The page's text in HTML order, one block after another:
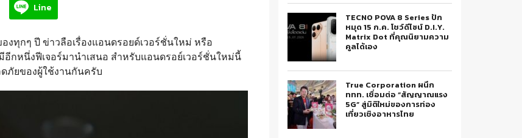
Line
งทุกๆ ปี ข่าวลือเรื่องแอนดรอยด์เวอร์ชั่นใหม่ หรือ
กหนึ่งฟีเจอร์มานำเสนอ สำหรับแอนดรอย์เวอร์ชั่นใหม่นี้
ภัยของผู้ใช้งานกันครับ
TECNO POVA 8 Series ปัก
หมุด 15 ก.ค. โชว์ดีไซน์ D.I.Y.
Matrix Dot ที่คุณนิยามความ
คูลได้เอง
True Corporation ผนึก
ททท. เชื่อมต่อ “สัญญาณแรง
5G” สู่มิติใหม่ของการท่อง
เที่ยวเชิงอาหารไทย